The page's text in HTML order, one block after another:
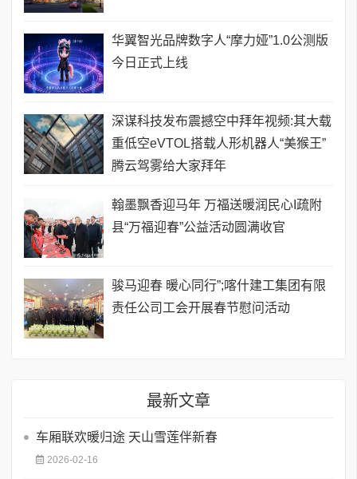
华翼智光品牌数字人“摩力娅”1.0公测版
今日正式上线
深谋科技发布震撼空中拜年视频:其大载
重低空eVTOL搭载人形机器人“美猴王”
腾云驾雾给大家拜年
翰墨飘香迎马年 万福送暖润民心I疏附
县“万福迎春”公益活动圆满收官
骏马迎春 暖心同行”;喀什建工集团有限
责任公司工会开展春节慰问活动
最新文章
车厢联欢暖归途 天山雪莲伴新春
2026-02-16